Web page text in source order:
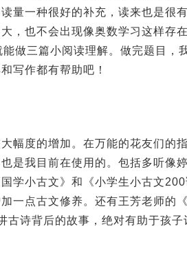
量一种很好的补充，读来也是很
，也不会出现像奥数学习这样存
做三篇小阅读理解。做完题目，
写作都有帮助吧！
幅度的增加。在万能的花友们的
是我目前在使用的。包括多听像
学小古文》和《小学生小古文200
一点古文修养。还有王芳老师的
诗背后的故事，绝对有助于孩子